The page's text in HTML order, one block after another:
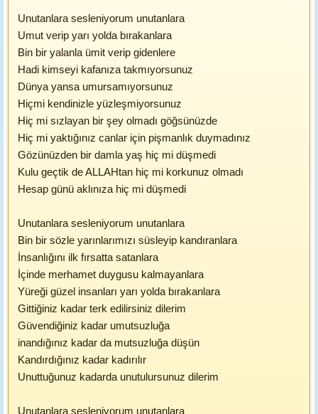
Unutanlara sesleniyorum unutanlara
Umut verip yarı yolda bırakanlara
Bin bir yalanla ümit verip gidenlere
Hadi kimseyi kafanıza takmıyorsunuz
Dünya yansa umursamıyorsunuz
Hiçmi kendinizle yüzleşmiyorsunuz
Hiç mi sızlayan bir şey olmadı göğsünüzde
Hiç mi yaktığınız canlar için pişmanlık duymadınız
Gözünüzden bir damla yaş hiç mi düşmedi
Kulu geçtik de ALLAHtan hiç mi korkunuz olmadı
Hesap günü aklınıza hiç mi düşmedi
Unutanlara sesleniyorum unutanlara
Bin bir sözle yarınlarımızı süsleyip kandıranlara
İnsanlığını ilk fırsatta satanlara
İçinde merhamet duygusu kalmayanlara
Yüreği güzel insanları yarı yolda bırakanlara
Gittiğiniz kadar terk edilirsiniz dilerim
Güvendiğiniz kadar umutsuzluğa
inandığınız kadar da mutsuzluğa düşün
Kandırdığınız kadar kadırılır
Unuttuğunuz kadarda unutulursunuz dilerim
Unutanlara sesleniyorum unutanlara